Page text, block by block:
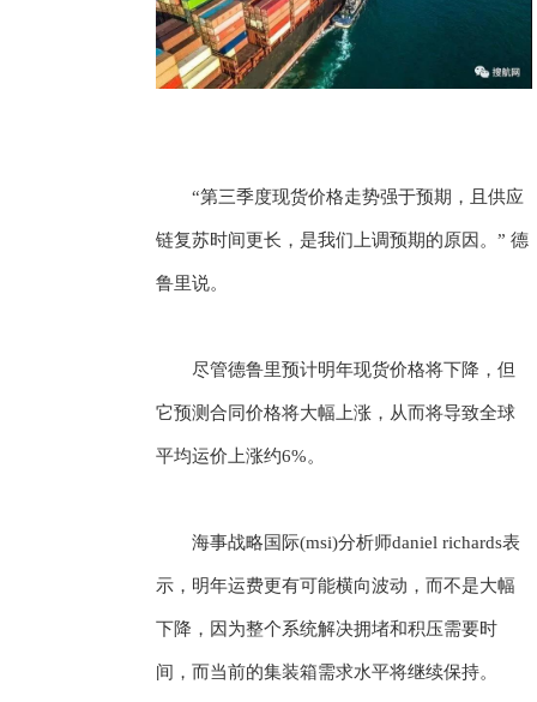
“第三季度现货价格走势强于预期，且供应
链复苏时间更长，是我们上调预期的原因。” 德
鲁里说。
尽管德鲁里预计明年现货价格将下降，但
它预测合同价格将大幅上涨，从而将导致全球
平均运价上涨约6%。
海事战略国际(msi)分析师daniel richards表
示，明年运费更有可能横向波动，而不是大幅
下降，因为整个系统解决拥堵和积压需要时
间，而当前的集装箱需求水平将继续保持。